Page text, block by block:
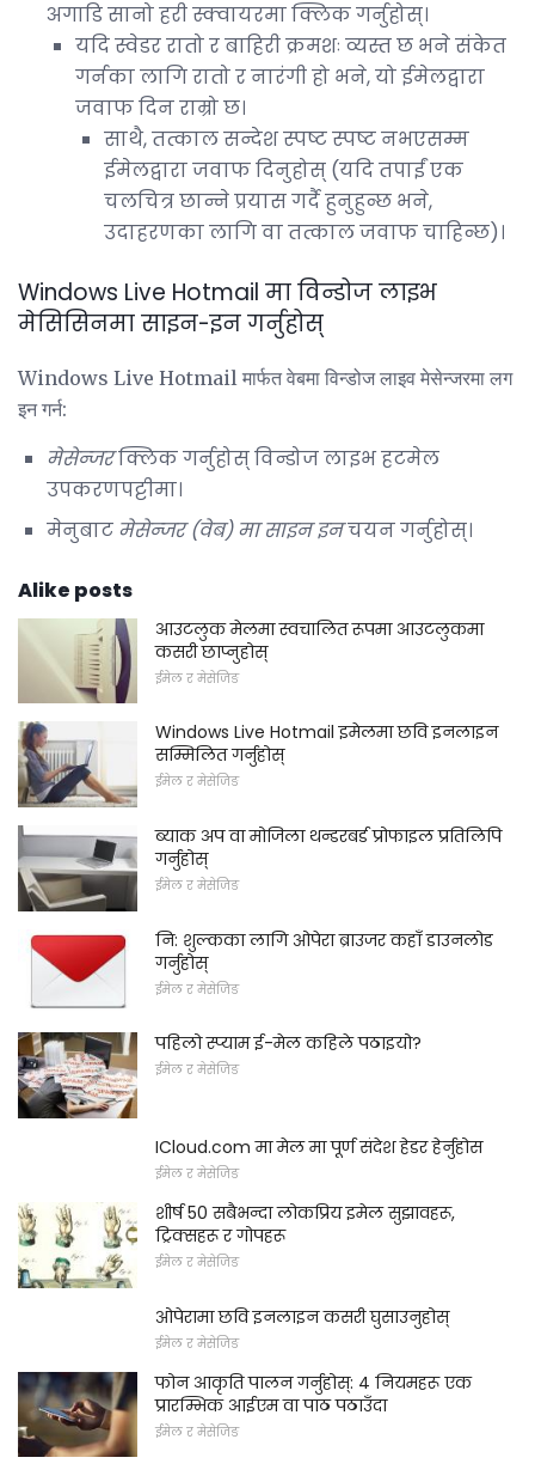
अगाडि सानो हरी स्क्वायरमा क्लिक गर्नुहोस्।
यदि स्वेडर रातो र बाहिरी क्रमशः व्यस्त छ भने संकेत
गर्नका लागि रातो र नारंगी हो भने, यो ईमेलद्वारा
जवाफ दिन राम्रो छ।
साथै, तत्काल सन्देश स्पष्ट स्पष्ट नभएसम्म
ईमेलद्वारा जवाफ दिनुहोस् (यदि तपाईं एक
चलचित्र छान्ने प्रयास गर्दै हुनुहुन्छ भने,
उदाहरणका लागि वा तत्काल जवाफ चाहिन्छ)।
Windows Live Hotmail मा विन्डोज लाइभ
मेसिसिनमा साइन-इन गर्नुहोस्
Windows Live Hotmail मार्फत वेबमा विन्डोज लाइव मेसेन्जरमा लग
इन गर्न:
मेसेन्जरक्लिक गर्नुहोस् विन्डोज लाइभ हटमेल
उपकरणपट्टीमा।
मेनुबाट मेसेन्जर (वेब) मा साइन इनचयन गर्नुहोस्।
Alike posts
आउटलुक मेलमा स्वचालित रूपमा आउटलुकमा
कसरी छाप्नुहोस्
ईमेल र मेसेजिङ
Windows Live Hotmail इमेलमा छवि इनलाइन
सम्मिलित गर्नुहोस्
ईमेल र मेसेजिङ
ब्याक अप वा मोजिला थन्डरबर्ड प्रोफाइल प्रतिलिपि
गर्नुहोस्
ईमेल र मेसेजिङ
नि: शुल्कका लागि ओपेरा ब्राउजर कहाँ डाउनलोड
गर्नुहोस्
ईमेल र मेसेजिङ
पहिलो स्प्याम ई-मेल कहिले पठाइयो?
ईमेल र मेसेजिङ
ICloud.com मा मेल मा पूर्ण संदेश हेडर हेर्नुहोस
ईमेल र मेसेजिङ
शीर्ष 50 सबैभन्दा लोकप्रिय इमेल सुझावहरू,
ट्रिक्सहरू र गोपहरू
ईमेल र मेसेजिङ
ओपेरामा छवि इनलाइन कसरी घुसाउनुहोस्
ईमेल र मेसेजिङ
फोन आकृति पालन गर्नुहोस्: 4 नियमहरू एक
प्रारम्भिक आईएम वा पाठ पठाउँदा
ईमेल र मेसेजिङ